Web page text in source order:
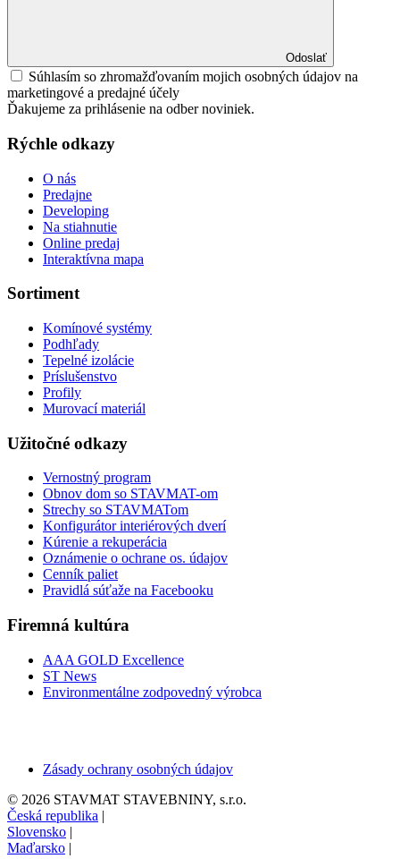
Odoslať
Súhlasím so zhromažďovaním mojich osobných údajov na
marketingové a predajné účely
Ďakujeme za prihlásenie na odber noviniek.
Rýchle odkazy
O nás
Predajne
Developing
Na stiahnutie
Online predaj
Interaktívna mapa
Sortiment
Komínové systémy
Podhľady
Tepelné izolácie
Príslušenstvo
Profily
Murovací materiál
Užitočné odkazy
Vernostný program
Obnov dom so STAVMAT-om
Strechy so STAVMATom
Konfigurátor interiérových dverí
Kúrenie a rekuperácia
Oznámenie o ochrane os. údajov
Cenník paliet
Pravidlá súťaže na Facebooku
Firemná kultúra
AAA GOLD Excellence
ST News
Environmentálne zodpovedný výrobca
Zásady ochrany osobných údajov
© 2026 STAVMAT STAVEBNINY, s.r.o.
Česká republika |
Slovensko |
Maďarsko |